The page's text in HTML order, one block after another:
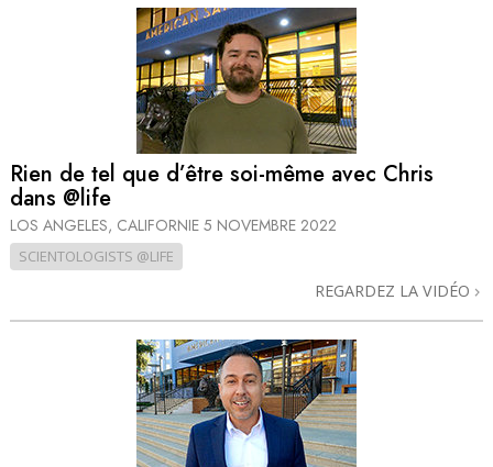
Rien de tel que d’être soi-même avec Chris
dans @life
LOS ANGELES, CALIFORNIE 5 NOVEMBRE 2022
SCIENTOLOGISTS @LIFE
REGARDEZ LA VIDÉO